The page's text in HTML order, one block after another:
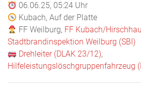
06.06.25, 05:24 Uhr
Kubach, Auf der Platte
FF Weilburg, FF Kubach/
Stadtbrandinspektion Weilburg (SBI)
Drehleiter (DLAK 23/12),
Hilfeleistungslöschgruppenfahrzeug